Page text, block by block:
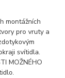
montážních
pro vruty a
svítidla.
MOŽNÉHO